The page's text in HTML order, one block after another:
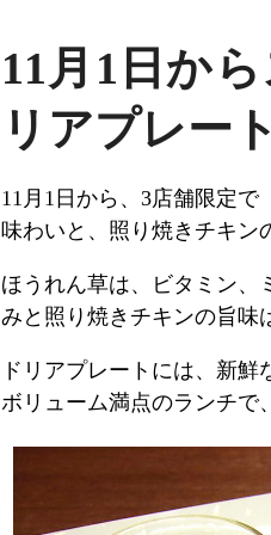
11月1日か
リアプレー
11月1日から、3店舗限定で
味わいと、照り焼きチキン
ほうれん草は、ビタミン、
みと照り焼きチキンの旨味
ドリアプレートには、新
ボリューム満点のランチで